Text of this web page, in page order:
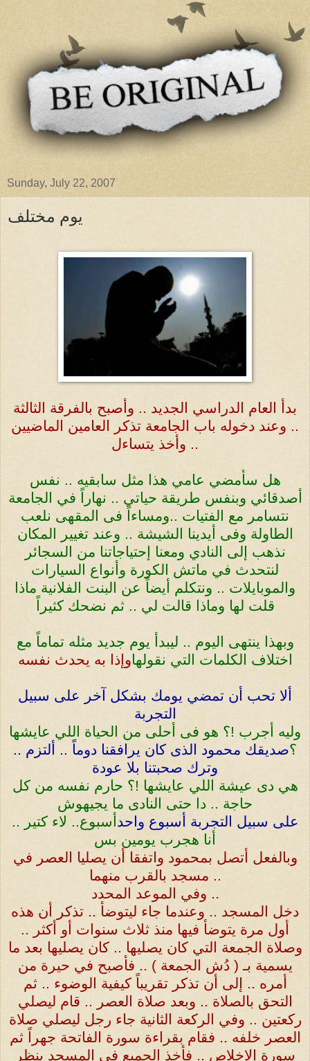
Sunday, July 22, 2007
يوم مختلف
بدأ العام الدراسي الجديد .. وأصبح بالفرقة الثالثة
.. وعند دخوله باب الجامعة تذكر العامين الماضيين
وأخذ يتساءل ..
هل سأمضي عامي هذا مثل سابقيه .. نفس
أصدقائي وبنفس طريقة حياتي .. نهاراً في الجامعة
نتسامر مع الفتيات ..ومساءاً فى المقهى نلعب
الطاولة وفى أيدينا الشيشة .. وعند تغيير المكان
نذهب إلى النادي ومعنا إحتياجاتنا من السجائر
لنتحدث في ماتش الكورة وأنواع السيارات
والموبايلات .. ونتكلم أيضاً عن البنت الفلانية ماذا
قلت لها وماذا قالت لي .. ثم نضحك كثيراً
وبهذا ينتهى اليوم .. ليبدأ يوم جديد مثله تماماً مع
اختلاف الكلمات التي نقولهاوإذا به يحدث نفسه
ألا تحب أن تمضي يومك بشكل آخر على سبيل
التجربة
وليه أجرب !؟ هو فى أحلى من الحياة اللي عايشها
؟صديقك محمود الذى كان يرافقنا دوماً .. ألتزم ..
وترك صحبتنا بلا عودة
هي دى عيشة اللي عايشها !؟ حارم نفسه من كل
حاجة .. دا حتى النادى ما يجيهوش
على سبيل التجربة أسبوع واحد أسبوع.. لاء كتير ..
أنا هجرب يومين بس
وبالفعل أتصل بمحمود واتفقا أن يصليا العصر في
مسجد بالقرب منهما ..
وفي الموعد المحدد ..
دخل المسجد .. وعندما جاء ليتوضأ .. تذكر أن هذه
أول مرة يتوضأ فيها منذ ثلاث سنوات أو أكثر ..
وصلاة الجمعة التي كان يصليها .. كان يصليها بعد ما
يسمية بـ ( دُش الجمعة ) .. فأصبح في حيرة من
أمره .. إلى أن تذكر تقريباً كيفية الوضوء .. ثم
التحق بالصلاة .. وبعد صلاة العصر .. قام ليصلي
ركعتين .. وفي الركعة الثانية جاء رجل ليصلي صلاة
العصر خلفه .. فقام بقراءة سورة الفاتحة جهراً ثم
سورة الإخلاص .. فأخذ الجميع فى المسجد ينظر